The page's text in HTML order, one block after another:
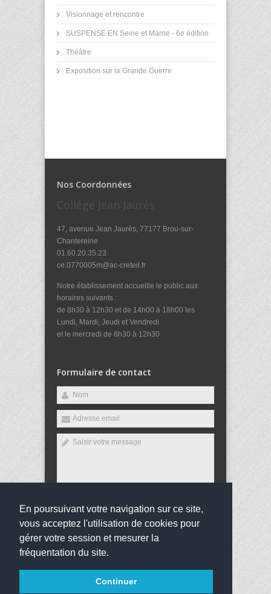
En poursuivant votre navigation sur ce site,
vous acceptez l'utilisation de cookies pour
gérer votre session et mesurer la
fréquentation du site.
Continuer
Visionnage et rencontre
SUSPENSE EN Seine et Marne - 6e édition
Théâtre
Exposition sur la Grande Guerre
Nos Coordonnées
Collège Jean Jaurès
47, avenue Jean Jaurès, 77177 Brou-sur-
Chantereine
01.60.20.35.23
ce.0770005m@ac-creteil.fr
Notre établissement accueille le public aux
horaires suivants :
de 8h30 à 12h30 et de 14h00 à 18h00 les
Lundi, Mardi, Jeudi et Vendredi
et le mercredi de 8h30 à 12h30
Formulaire de contact
Envoyer
réservés